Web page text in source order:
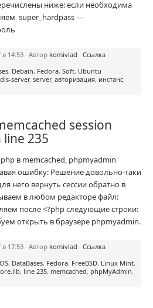
ниже: если необходима
super_hardpass —
14:53 · Автор komivlad · Ссылка ·
, Debain, Fedora, Soft, Ubuntu
server, server, авторизация, инстанс,
session
235
в memcached, phpmyadmin
ошибку: Решение довольно-таки
него вернуть сессии обратно в
в любом редакторе файл:
после <?php следующие строки:
открыть в браузере phpmyadmin.
17:53 · Автор komivlad · Ссылка ·
, DataBases, Fedora, FreeBSD, Linux Mint,
, line 235, memcached, phpMyAdmin,